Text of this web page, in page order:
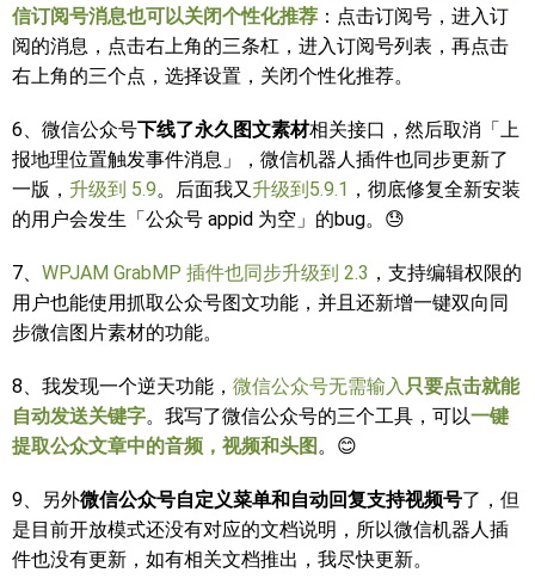
信订阅号消息也可以关闭个性化推荐 ：点击订阅号，进入订
阅的消息，点击右上角的三条杠，进入订阅号列表，再点击
右上角的三个点，选择设置，关闭个性化推荐。
6、微信公众号下线了永久图文素材相关接口，然后取消「上
报地理位置触发事件消息」，微信机器人插件也同步更新了
一版， 升级到 5.9。后面我又升级到5.9.1 ，彻底修复全新安装
的用户会发生「公众号 appid 为空」的bug。😓
7、 WPJAM GrabMP 插件也同步升级到 2.3 ，支持编辑权限的
用户也能使用抓取公众号图文功能，并且还新增一键双向同
步微信图片素材的功能。
8、我发现一个逆天功能， 微信公众号无需输入只要点击就能
自动发送关键字。我写了微信公众号的三个工具，可以一键
提取公众文章中的音频，视频和头图。😊
9、另外微信公众号自定义菜单和自动回复支持视频号了，但
是目前开放模式还没有对应的文档说明，所以微信机器人插
件也没有更新，如有相关文档推出，我尽快更新。